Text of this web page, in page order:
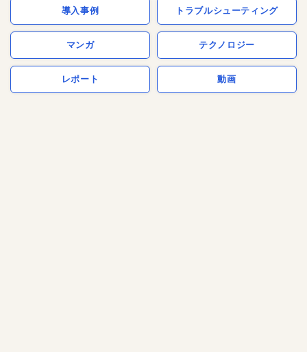
導入事例 トラブルシューティング
マンガ テクノロジー
レポート 動画